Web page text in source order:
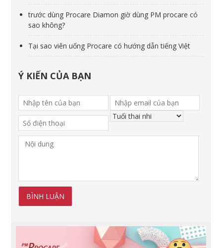
trước dùng Procare Diamon giờ dùng PM procare có
sao không?
Tại sao viên uống Procare có hướng dẫn tiếng Việt
Ý KIẾN CỦA BẠN